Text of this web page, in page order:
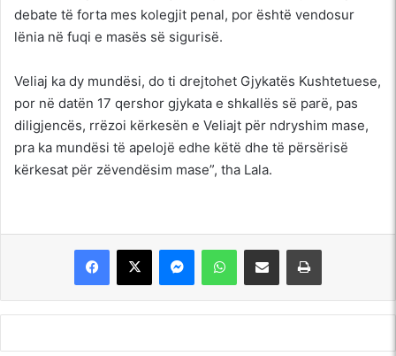
debate të forta mes kolegjit penal, por është vendosur
lënia në fuqi e masës së sigurisë.
Veliaj ka dy mundësi, do ti drejtohet Gjykatës Kushtetuese,
por në datën 17 qershor gjykata e shkallës së parë, pas
diligjencës, rrëzoi kërkesën e Veliajt për ndryshim mase,
pra ka mundësi të apelojë edhe këtë dhe të përsërisë
kërkesat për zëvendësim mase”, tha Lala.